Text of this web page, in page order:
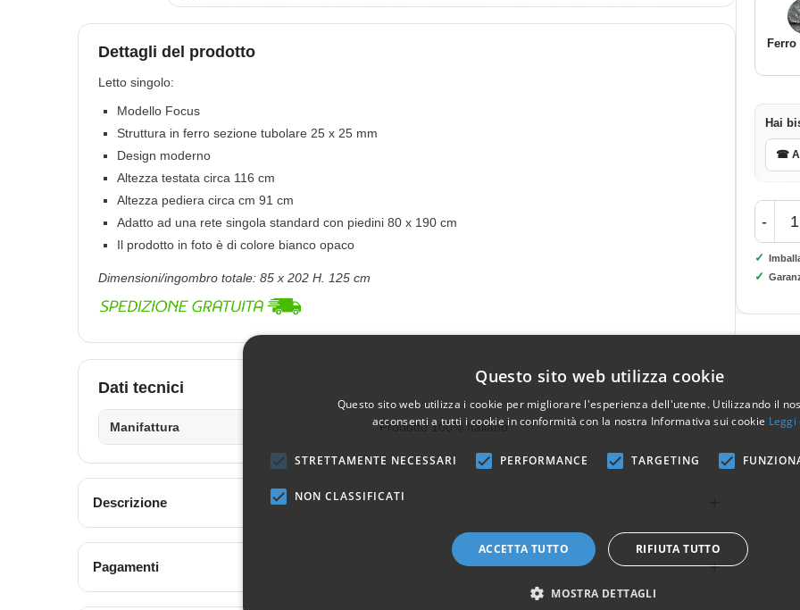
Dettagli del prodotto
Letto singolo:
Modello Focus
Struttura in ferro sezione tubolare 25 x 25 mm
Design moderno
Altezza testata circa 116 cm
Altezza pediera circa cm 91 cm
Adatto ad una rete singola standard con piedini 80 x 190 cm
Il prodotto in foto è di colore bianco opaco
Dimensioni/ingombro totale: 85 x 202 H. 125 cm
Dati tecnici
Manifattura Prodotto 100% Italiano
Descrizione
Pagamenti
Hai
☎
-
✓
✓
Questo sito web utilizza cookie
Questo sito web utilizza i cookie per migliorare l'esperienza dell'utente. Utilizzando il
acconsenti a tutti i cookie in conformità con la nostra Informativa sui cookie
STRETTAMENTE NECESSARI PERFORMANCE TARGETING
NON CLASSIFICATI
ACCETTA TUTTO RIFIUTA TUTTO
MOSTRA DETTAGLI